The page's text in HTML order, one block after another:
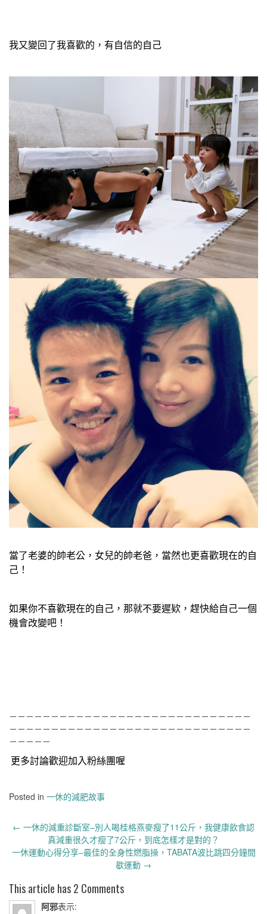
我又變回了我喜歡的，有自信的自己
當了老婆的帥老公，女兒的帥老爸，當然也更喜歡現在的自
己！
如果你不喜歡現在的自己，那就不要遲欵，趕快給自己一個
機會改變吧！
－－－－－－－－－－－－－－－－－－－－－－－－－－－－－
－－－－－－－－－－－－－－－－－－－－－－－－－－－－－
－－－－－
更多討論歡迎加入粉絲團喔
Posted in 一休的減肥故事
Post
navigation
← 一休的減重診斷室–別人喝桂格燕麥瘦了11公斤，我健康飲食認
真減重很久才瘦了7公斤，到底怎樣才是對的？
一休運動心得分享–最佳的全身性燃脂操，TABATA波比跳四分鐘間
歇運動 →
This article has 2 Comments
阿邪表示: